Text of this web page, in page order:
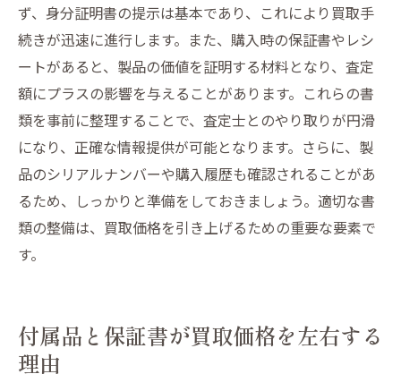
ず、身分証明書の提示は基本であり、これにより買取手
続きが迅速に進行します。また、購入時の保証書やレシ
ートがあると、製品の価値を証明する材料となり、査定
額にプラスの影響を与えることがあります。これらの書
類を事前に整理することで、査定士とのやり取りが円滑
になり、正確な情報提供が可能となります。さらに、製
品のシリアルナンバーや購入履歴も確認されることがあ
るため、しっかりと準備をしておきましょう。適切な書
類の整備は、買取価格を引き上げるための重要な要素で
す。
付属品と保証書が買取価格を左右する
理由